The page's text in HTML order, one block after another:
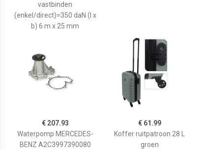
vastbinden
(enkel/direct)=350 daN (l x
b) 6 m x 25 mm
€ 207.93
Waterpomp MERCEDES-
BENZ A2C3997390080
€ 61.99
Koffer ruitpatroon 28 L
groen